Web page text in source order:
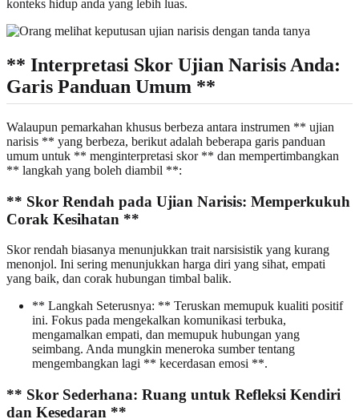
konteks hidup anda yang lebih luas.
** Interpretasi Skor Ujian Narisis Anda:
Garis Panduan Umum **
Walaupun pemarkahan khusus berbeza antara instrumen ** ujian
narisis ** yang berbeza, berikut adalah beberapa garis panduan
umum untuk ** menginterpretasi skor ** dan mempertimbangkan
** langkah yang boleh diambil **:
** Skor Rendah pada Ujian Narisis: Memperkukuh
Corak Kesihatan **
Skor rendah biasanya menunjukkan trait narsisistik yang kurang
menonjol. Ini sering menunjukkan harga diri yang sihat, empati
yang baik, dan corak hubungan timbal balik.
** Langkah Seterusnya: ** Teruskan memupuk kualiti positif
ini. Fokus pada mengekalkan komunikasi terbuka,
mengamalkan empati, dan memupuk hubungan yang
seimbang. Anda mungkin meneroka sumber tentang
mengembangkan lagi ** kecerdasan emosi **.
** Skor Sederhana: Ruang untuk Refleksi Kendiri
dan Kesedaran **